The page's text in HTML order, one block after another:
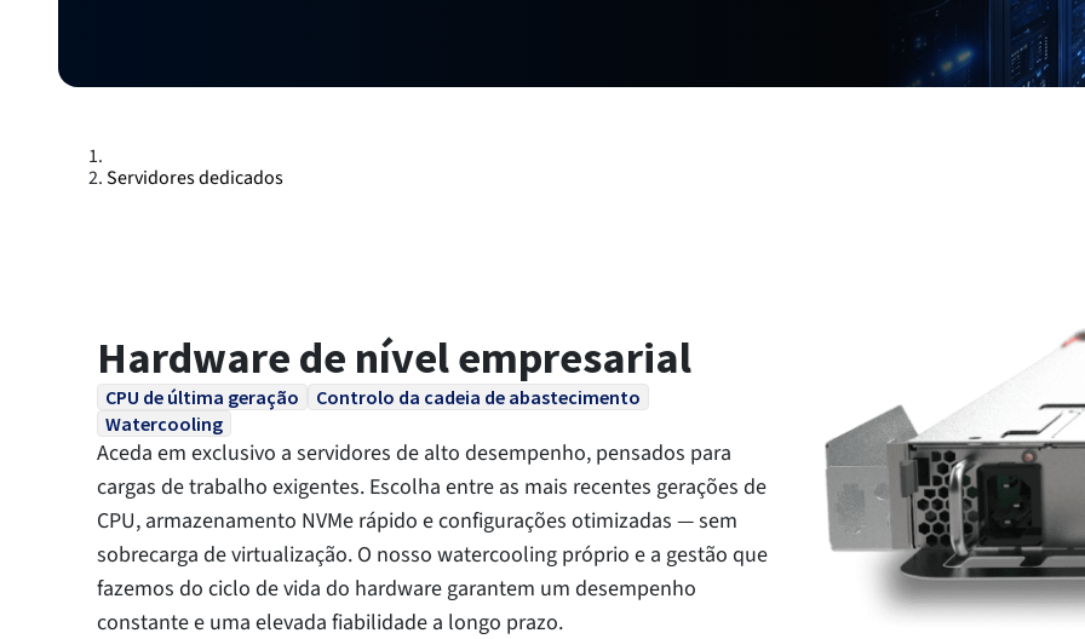
Servidores dedicados
Hardware de nível empresarial
CPU de última geração
Controlo da cadeia de abastecimento
Watercooling
Aceda em exclusivo a servidores de alto desempenho, pensados para
cargas de trabalho exigentes. Escolha entre as mais recentes gerações de
CPU, armazenamento NVMe rápido e configurações otimizadas — sem
sobrecarga de virtualização. O nosso watercooling próprio e a gestão que
fazemos do ciclo de vida do hardware garantem um desempenho
constante e uma elevada fiabilidade a longo prazo.